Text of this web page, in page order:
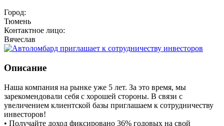
Город:
Тюмень
Контактное лицо:
Вячеслав
Описание
Наша компания на рынке уже 5 лет. За это время, мы
зарекомендовали себя с хорошей стороны. В связи с
увеличением клиентской базы приглашаем к сотрудничеству
инвесторов!
• Получайте доход фиксировано 36% годовых на свой